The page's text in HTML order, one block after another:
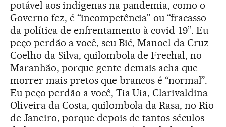
potável aos indígenas na pandemia, como o
Governo fez, é “incompetência” ou “fracasso
da política de enfrentamento à covid-19”. Eu
peço perdão a você, seu Bié, Manoel da Cruz
Coelho da Silva, quilombola de Frechal, no
Maranhão, porque gente demais acha que
morrer mais pretos que brancos é “normal”.
Eu peço perdão a você, Tia Uia, Clarivaldina
Oliveira da Costa, quilombola da Rasa, no Rio
de Janeiro, porque depois de tantos séculos